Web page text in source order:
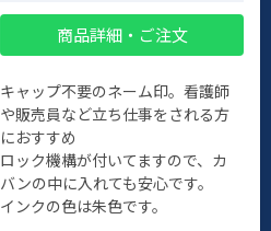
商品詳細・ご注文
キャップ不要のネーム印。看護師
や販売員など立ち仕事をされる方
におすすめ
ロック機構が付いてますので、カ
バンの中に入れても安心です。
インクの色は朱色です。